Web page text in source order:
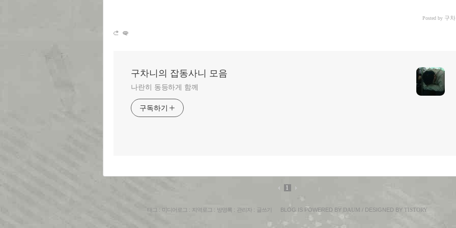
Posted by 구
구차니의 잡동사니 모음
나란히 동등하게 함께
구독하기
1
태그 : 미디어로그 : 지역로그 : 방명록 : 관리자 : 글쓰기 BLOG IS POWERED BY DAUM / DESIGNED BY TISTORY